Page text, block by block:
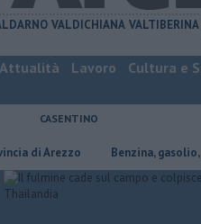
VALDICHIANA VALTIBERINA
Attualità Lavoro Cultura e
CASENTINO
​Benzina, gasolio, gpl,